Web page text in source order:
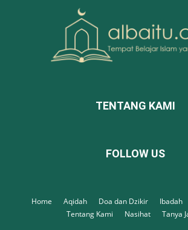
TENTANG KAMI
FOLLOW US
Home Aqidah Doa dan Dzikir Ibadah
Tentang Kami
Nasihat Tanya